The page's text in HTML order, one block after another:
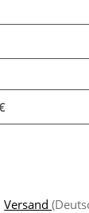
Versand